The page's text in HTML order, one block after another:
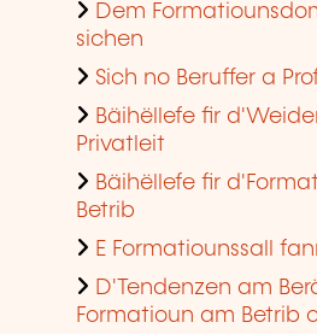
Dem
sichen
Sich no Beruffer a
Bäihëllefe fir
Privatleit
Bäihëllefe fir
Betrib
E Formatiounssall
D'Tendenzen am
Formatioun am Betrib